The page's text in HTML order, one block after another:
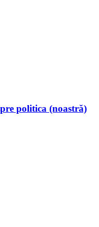
politica (noastră)